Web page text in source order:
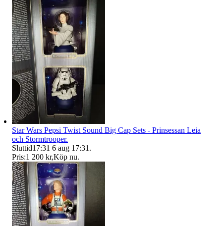
Star Wars Pepsi Twist Sound Big Cap Sets - Prinsessan Leia
och Stormtrooper.
Sluttid17:31 6 aug 17:31 .
Pris:1 200 kr,Köp nu.